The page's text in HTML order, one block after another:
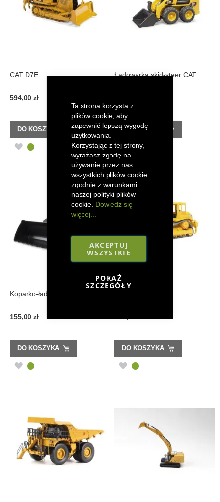
Ta strona korzysta z
plików cookie, aby
zapewnić lepszą wygodę
użytkowania.
Korzystając z tej strony,
wyrażasz zgodę na
używanie przez nas
wszystkich plików cookie
zgodnie z warunkami
naszej polityki plików
cookie. Dowiedz się
więcej...
AKCEPTUJ
WSZYSTKIE
POKAŻ
SZCZEGÓŁY
CAT D7E
594,00 zł
DO KOSZYKA
DODAJ
Ładowarka skid-steer CAT
DO KOSZYKA
DODAJ
DO
ŻYCZEŃ
Koparko-ładowarka CAT
155,00 zł
DO KOSZYKA
DODAJ
ŻYCZEŃ
DO KOSZYKA
DODAJ